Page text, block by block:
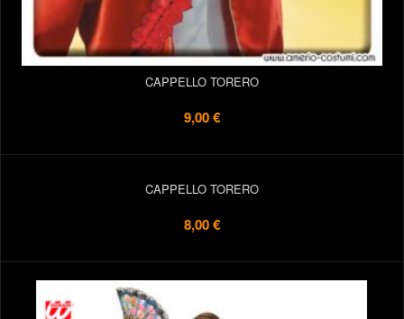
CAPPELLO TORERO
9,00 €
CAPPELLO TORERO
8,00 €